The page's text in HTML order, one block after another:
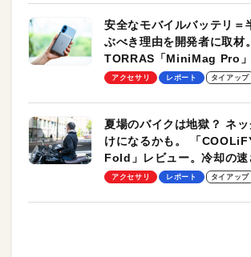
安全なモバイルバッテリ＝
ぶべき理由を開発者に取材。
TORRAS「MiniMag Pro
ーも
アクセサリ レポート タイアップ
夏場のバイクは地獄？ ネ
けになるかも。 「
Fold」レビュー。冷却の速
却プレート、シンプルな操
アクセサリ レポート タイアップ